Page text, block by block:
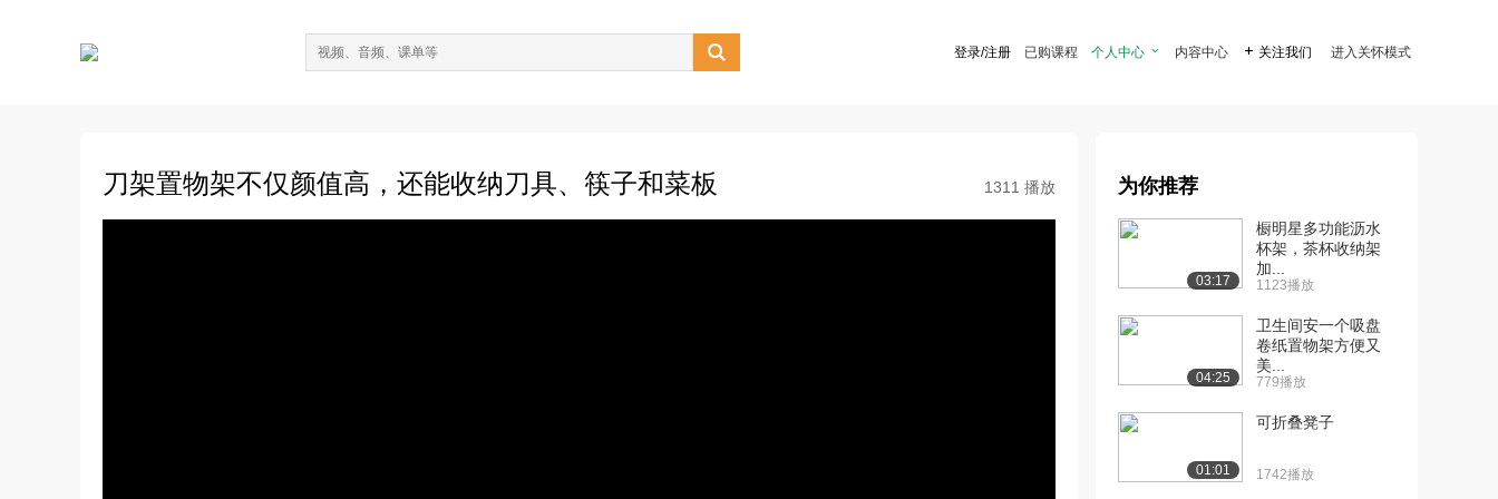
 登录/注册 已购课程 个人中心  内容中心  关注我们 进入关怀模式
刀架置物架不仅颜值高，还能收纳刀具、筷子和菜板 1311 播放 为你推荐
03:17
橱明星多功能沥水
杯架，茶杯收纳架
加...
1123播放
04:25
卫生间安一个吸盘
卷纸置物架方便又
美...
779播放
01:01
可折叠凳子
1742播放